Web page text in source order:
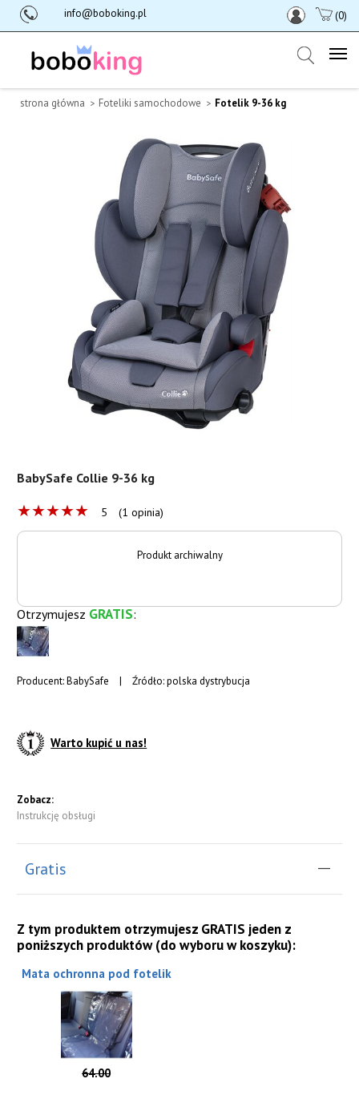
info@boboking.pl (0)
strona główna Foteliki samochodowe Fotelik 9-36 kg
BabySafe Collie 9-36 kg
★★★★★ 5 (1 opinia)
Producent:BabySafe | Źródło: polska dystrybucja
Otrzymujesz GRATIS:
Warto kupić u nas!
Zobacz:
Instrukcję obsługi
Produkt archiwalny
Gratis
Z tym produktem otrzymujesz GRATIS jeden z
poniższych produktów (do wyboru w koszyku):
Mata ochronna pod fotelik
64.00